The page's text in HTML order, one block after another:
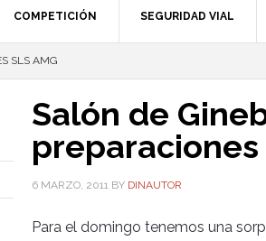
COMPETICIÓN SEGURIDAD VIAL
SLS AMG
Salón de
preparaciones
6 MARZO, 2011 BY DINAUTOR
Para el domingo tenemos una